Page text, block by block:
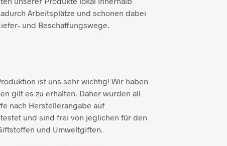
Arbeitsplätze und schonen dabei
und Beschaffungswege.
ist uns sehr wichtig! Wir haben
gilt es zu erhalten. Daher wurden all
nach Herstellerangabe auf
und sind frei von jeglichen für den
und Umweltgiften.